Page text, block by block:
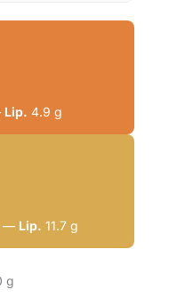
Lip. 4.9 g
— Lip. 11.7 g
g